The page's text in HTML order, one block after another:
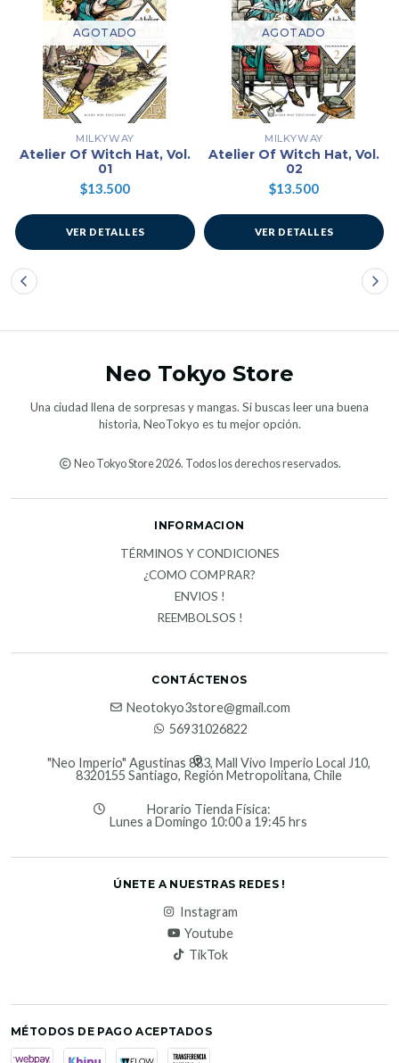
AGOTADO
MILKYWAY
Atelier Of Witch Hat, Vol.
01
$13.500
VER DETALLES
AGOTADO
MILKYWAY
Atelier Of Witch Hat, Vol.
02
$13.500
VER DETALLES
Neo Tokyo Store
Una ciudad llena de sorpresas y mangas. Si buscas leer una buena
historia, NeoTokyo es tu mejor opción.
Neo Tokyo Store 2026. Todos los derechos reservados.
INFORMACION
TÉRMINOS Y CONDICIONES
¿COMO COMPRAR?
ENVIOS !
REEMBOLSOS !
CONTÁCTENOS
Neotokyo3store@gmail.com
56931026822
"Neo Imperio" Agustinas 883, Mall Vivo Imperio Local J10,
8320155 Santiago, Región Metropolitana, Chile
Horario Tienda Física:
Lunes a Domingo 10:00 a 19:45 hrs
ÚNETE A NUESTRAS REDES !
Instagram
Youtube
TikTok
MÉTODOS DE PAGO ACEPTADOS